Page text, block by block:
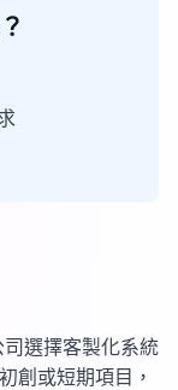
選擇客製化系統
創或短期項目，